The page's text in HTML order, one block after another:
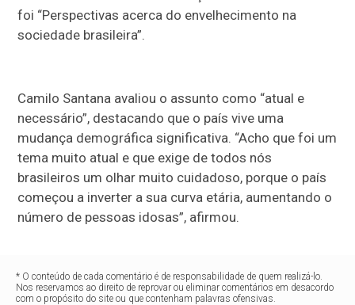
foi “Perspectivas acerca do envelhecimento na
sociedade brasileira”.
Camilo Santana avaliou o assunto como “atual e
necessário”, destacando que o país vive uma
mudança demográfica significativa. “Acho que foi um
tema muito atual e que exige de todos nós
brasileiros um olhar muito cuidadoso, porque o país
começou a inverter a sua curva etária, aumentando o
número de pessoas idosas”, afirmou.
* O conteúdo de cada comentário é de responsabilidade de quem realizá-lo.
Nos reservamos ao direito de reprovar ou eliminar comentários em desacordo
com o propósito do site ou que contenham palavras ofensivas.